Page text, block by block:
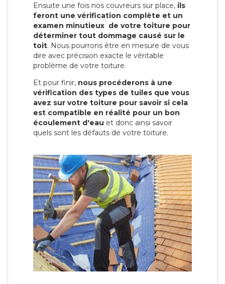
Ensuite une fois nos couvreurs sur place, ils
feront une vérification complète et un
examen minutieux de votre toiture pour
déterminer tout dommage causé sur le
toit. Nous pourrons être en mesure de vous
dire avec précision exacte le véritable
problème de votre toiture.
Et pour finir, nous procéderons à une
vérification des types de tuiles que vous
avez sur votre toiture pour savoir si cela
est compatible en réalité pour un bon
écoulement d'eau et donc ainsi savoir
quels sont les défauts de votre toiture.